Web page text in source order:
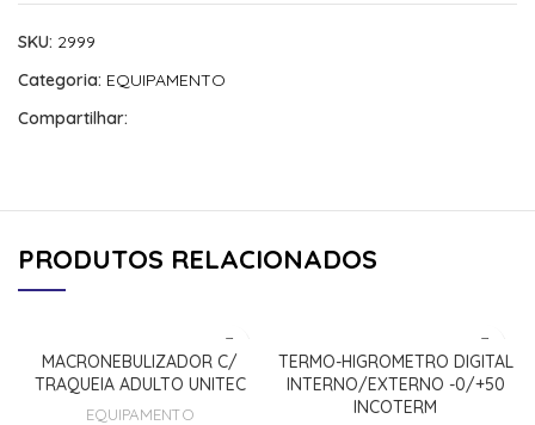
SKU: 2999
Categoria: EQUIPAMENTO
Compartilhar:
PRODUTOS RELACIONADOS
MACRONEBULIZADOR C/
TRAQUEIA ADULTO UNITEC
EQUIPAMENTO
TERMO-HIGROMETRO DIGITAL
INTERNO/EXTERNO -0/+50
INCOTERM